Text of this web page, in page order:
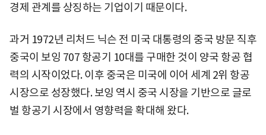
경제 관계를 상징하는 기업이기 때문이다.
과거 1972년 리처드 닉슨 전 미국 대통령의 중국 방문 직후
중국이 보잉 707 항공기 10대를 구매한 것이 양국 항공 협
력의 시작이었다. 이후 중국은 미국에 이어 세계 2위 항공
시장으로 성장했다. 보잉 역시 중국 시장을 기반으로 글로
벌 항공기 시장에서 영향력을 확대해 왔다.